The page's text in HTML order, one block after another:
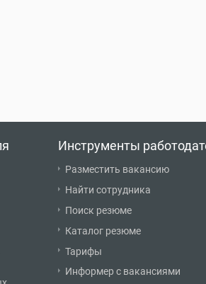
Инструменты
Разместить вакансию
Найти сотрудника
Поиск резюме
Каталог резюме
Тарифы
Информер с вакансиями